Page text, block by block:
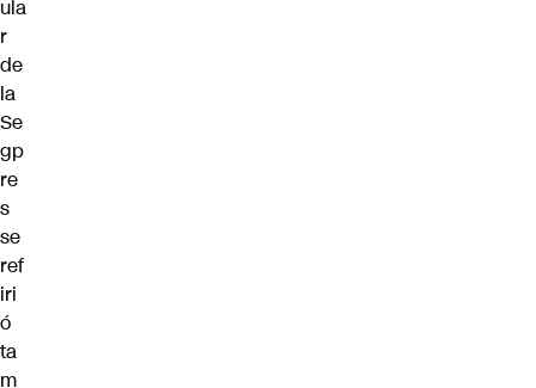
ula
r
de
la
Se
gp
re
s
se
ref
iri
ó
ta
m